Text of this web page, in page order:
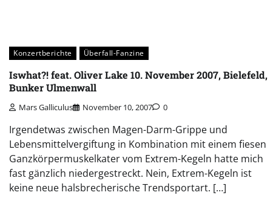
Konzertberichte Überfall-Fanzine
Iswhat?! feat. Oliver Lake 10. November 2007, Bielefeld,
Bunker Ulmenwall
Mars Galliculus November 10, 2007 0
Irgendetwas zwischen Magen-Darm-Grippe und
Lebensmittelvergiftung in Kombination mit einem fiesen
Ganzkörpermuskelkater vom Extrem-Kegeln hatte mich
fast gänzlich niedergestreckt. Nein, Extrem-Kegeln ist
keine neue halsbrecherische Trendsportart. […]